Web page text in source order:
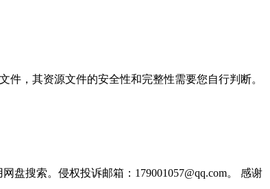
件，其资源文件的安全性和完整性需要您自行判断。
搜索。侵权投诉邮箱：179001057@qq.com。 感谢